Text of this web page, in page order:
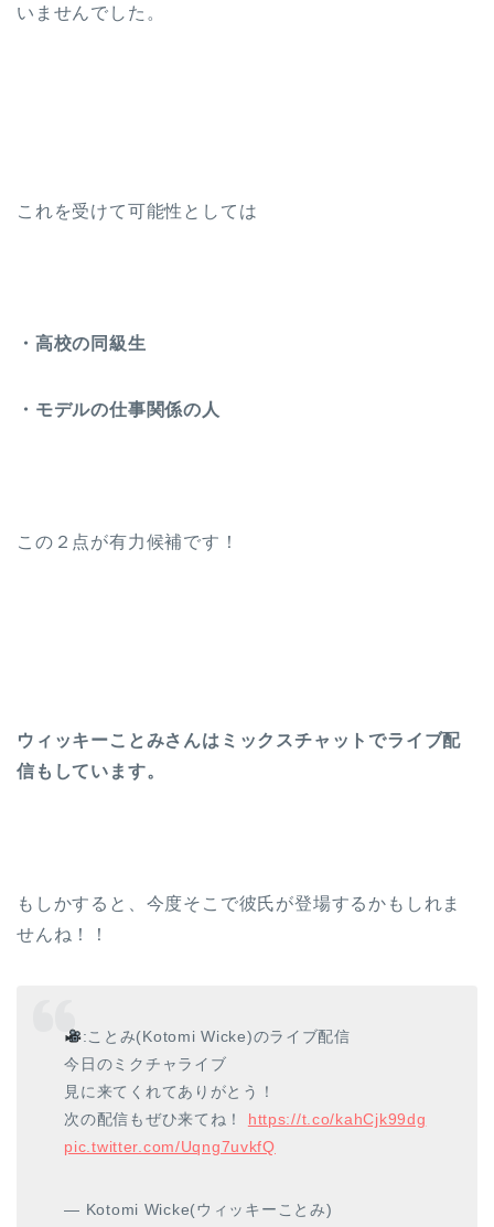
いませんでした。
これを受けて可能性としては
・高校の同級生
・モデルの仕事関係の人
この２点が有力候補です！
ウィッキーことみさんはミックスチャットでライブ配
信もしています。
もしかすると、今度そこで彼氏が登場するかもしれま
せんね！！
:ことみ(Kotomi Wicke)のライブ配信
今日のミクチャライブ
見に来てくれてありがとう！
次の配信もぜひ来てね！ https://t.co/kahCjk99dg
pic.twitter.com/Uqng7uvkfQ
— Kotomi Wicke(ウィッキーことみ)